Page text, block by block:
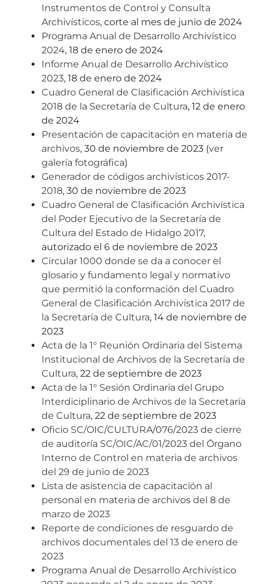
Instrumentos de Control y Consulta
Archivísticos, corte al mes de junio de 2024
Programa Anual de Desarrollo Archivístico
2024, 18 de enero de 2024
Informe Anual de Desarrollo Archivístico
2023, 18 de enero de 2024
Cuadro General de Clasificación Archivística
2018 de la Secretaría de Cultura, 12 de enero
de 2024
Presentación de capacitación en materia de
archivos, 30 de noviembre de 2023 (ver
galería fotográfica)
Generador de códigos archivísticos 2017-
2018, 30 de noviembre de 2023
Cuadro General de Clasificación Archivística
del Poder Ejecutivo de la Secretaría de
Cultura del Estado de Hidalgo 2017,
autorizado el 6 de noviembre de 2023
Circular 1000 donde se da a conocer el
glosario y fundamento legal y normativo
que permitió la conformación del Cuadro
General de Clasificación Archivística 2017 de
la Secretaría de Cultura, 14 de noviembre de
2023
Acta de la 1° Reunión Ordinaria del Sistema
Institucional de Archivos de la Secretaría de
Cultura, 22 de septiembre de 2023
Acta de la 1° Sesión Ordinaria del Grupo
Interdiciplinario de Archivos de la Secretaría
de Cultura, 22 de septiembre de 2023
Oficio SC/OIC/CULTURA/076/2023 de cierre
de auditoría SC/OIC/AC/01/2023 del Órgano
Interno de Control en materia de archivos
del 29 de junio de 2023
Lista de asistencia de capacitación al
personal en materia de archivos del 8 de
marzo de 2023
Reporte de condiciones de resguardo de
archivos documentales del 13 de enero de
2023
Programa Anual de Desarrollo Archivístico